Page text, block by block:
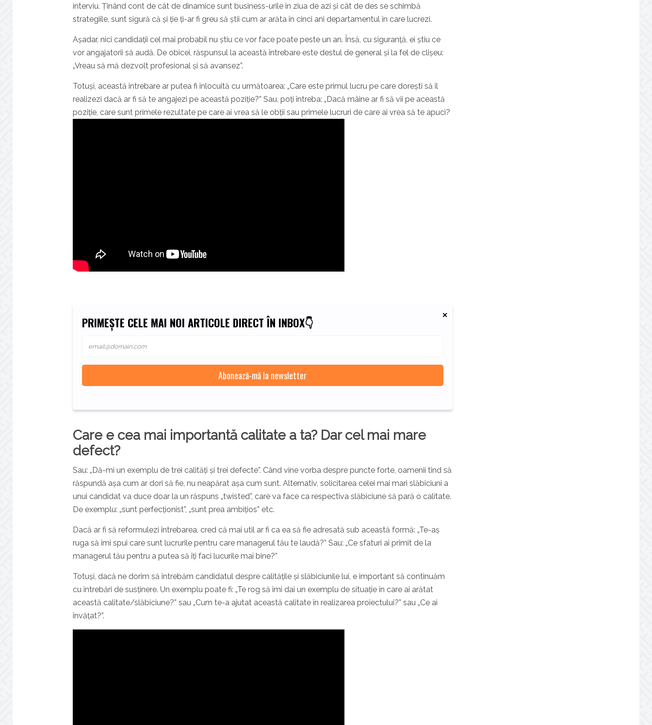
interviu. Ținând cont de cât de dinamice sunt business-urile în ziua de azi și cât de des se schimbă
strategiile, sunt sigură că și ție ți-ar fi greu să știi cum ar arăta în cinci ani departamentul în care lucrezi.
Așadar, nici candidații cel mai probabil nu știu ce vor face poate peste un an. Însă, cu siguranță, ei știu ce
vor angajatorii să audă. De obicei, răspunsul la această întrebare este destul de general și la fel de clișeu:
„Vreau să mă dezvolt profesional și să avansez”.
Totuși, această întrebare ar putea fi înlocuită cu următoarea: „Care este primul lucru pe care dorești să îl
realizezi dacă ar fi să te angajezi pe această poziție?” Sau, poți întreba: „Dacă mâine ar fi să vii pe această
poziție, care sunt primele rezultate pe care ai vrea să le obții sau primele lucruri de care ai vrea să te apuci?
PRIMEȘTE CELE MAI NOI ARTICOLE DIRECT ÎN INBOX👇
Care e cea mai importantă calitate a ta? Dar cel mai mare
defect?
Sau: „Dă-mi un exemplu de trei calități și trei defecte”. Când vine vorba despre puncte forte, oamenii tind să
răspundă așa cum ar dori să fie, nu neapărat așa cum sunt. Alternativ, solicitarea celei mai mari slăbiciuni a
unui candidat va duce doar la un răspuns „twisted”, care va face ca respectiva slăbiciune să pară o calitate.
De exemplu: „sunt perfecționist”, „sunt prea ambițios” etc.
Dacă ar fi să reformulezi întrebarea, cred că mai util ar fi ca ea să fie adresată sub această formă: „Te-aș
ruga să îmi spui care sunt lucrurile pentru care managerul tău te laudă?” Sau: „Ce sfaturi ai primit de la
managerul tău pentru a putea să îți faci lucurile mai bine?”
Totuși, dacă ne dorim să întrebăm candidatul despre calitățile și slăbiciunile lui, e important să continuăm
cu întrebări de susținere. Un exemplu poate fi: „Te rog să îmi dai un exemplu de situație în care ai arătat
această calitate/slăbiciune?” sau „Cum te-a ajutat această calitate în realizarea proiectului?” sau „Ce ai
învățat?”.